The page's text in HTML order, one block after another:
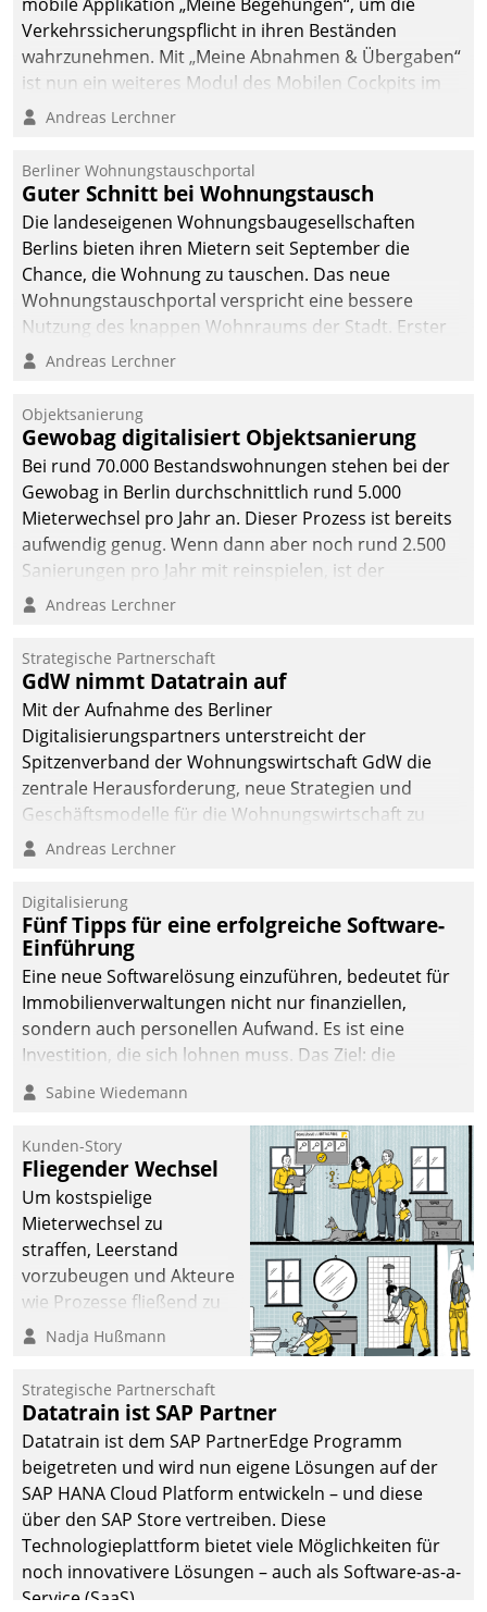
Verkehrssicherungspflicht in ihren Beständen
wahrzunehmen. Mit „Meine Abnahmen & Übergaben“
ist nun ein weiteres Modul des Mobilen Cockpits im
Einsatz.
Andreas Lerchner
Berliner Wohnungstauschportal
Guter Schnitt bei Wohnungstausch
Die landeseigenen Wohnungsbaugesellschaften
Berlins bieten ihren Mietern seit September die
Chance, die Wohnung zu tauschen. Das neue
Wohnungstauschportal verspricht eine bessere
Nutzung des knappen Wohnraums der Stadt. Erster
Anwendungsfall für Datatrains Lösung API-Hub mit
Unternehmen.
Andreas Lerchner
Objektsanierung
Gewobag digitalisiert Objektsanierung
Bei rund 70.000 Bestandswohnungen stehen bei der
Gewobag in Berlin durchschnittlich rund 5.000
Mieterwechsel pro Jahr an. Dieser Prozess ist bereits
aufwendig genug. Wenn dann aber noch rund 2.500
Sanierungen pro Jahr mit reinspielen, ist der
Betreuungs- und Organisationsaufwand immens. Im
kommunale Wohnungsbauunternehmen daher
gemeinsam mit der Berliner Datatrain GmbH den
Teilprozess der Objektsanierung digitalisiert.
Andreas Lerchner
Strategische Partnerschaft
GdW nimmt Datatrain auf
Mit der Aufnahme des Berliner
Digitalisierungspartners unterstreicht der
Spitzenverband der Wohnungswirtschaft GdW die
zentrale Herausforderung, neue Strategien und
Geschäftsmodelle für die Wohnungswirtschaft zu
entwickeln.
Andreas Lerchner
Digitalisierung
Fünf Tipps für eine erfolgreiche Software-
Einführung
Eine neue Softwarelösung einzuführen, bedeutet für
Immobilienverwaltungen nicht nur finanziellen,
sondern auch personellen Aufwand. Es ist eine
Investition, die sich lohnen muss. Das Ziel: die
nachhaltige Optimierung der Geschäftsabläufe. Damit
dieses Ziel erreicht wird, sollten einige Grundregeln
Sabine Wiedemann
Kunden-Story
Fliegender Wechsel
Um kostspielige
Mieterwechsel zu
straffen, Leerstand
vorzubeugen und Akteure
wie Prozesse fließend zu
vernetzen, nutzt die
Jahresbeginn eine
Überblick, Einsicht und
Eingriff bietende Lösung.
Zur Entwicklung setzte
man auf
Cloudtechnologie,
bewährte und Startup-
Partner sowie erstmals
agile Projektmethoden.
Nadja Hußmann
Strategische Partnerschaft
Datatrain ist SAP Partner
Datatrain ist dem SAP PartnerEdge Programm
beigetreten und wird nun eigene Lösungen auf der
SAP HANA Cloud Platform entwickeln – und diese
über den SAP Store vertreiben. Diese
Technologieplattform bietet viele Möglichkeiten für
noch innovativere Lösungen – auch als Software-as-a-
Service (SaaS).